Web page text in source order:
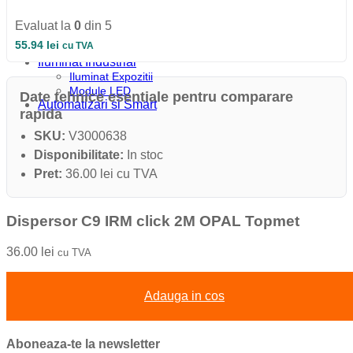
Iluminat Industrial
Iluminat Industrial LED
Iluminat stradal
Iluminat Industrial
Iluminat Expozitii
Module LED
Automatizari si Smart
Evaluat la 0 din 5
55.94 lei cu TVA
Date tehnice esentiale pentru comparare
rapida
SKU: V3000638
Disponibilitate: In stoc
Pret: 36.00 lei cu TVA
Dispersor C9 IRM click 2M OPAL Topmet
36.00 lei cu TVA
Adauga in cos
Aboneaza-te la newsletter